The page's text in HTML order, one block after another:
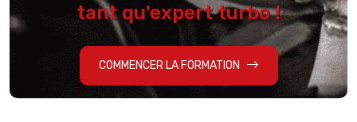
tant qu'expert turbo !
COMMENCER LA FORMATION